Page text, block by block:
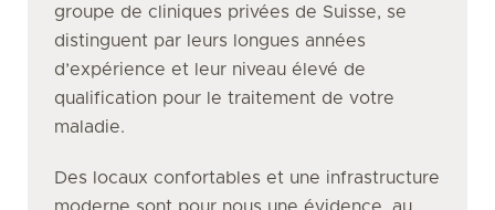
groupe de cliniques privées de Suisse, se
distinguent par leurs longues années
d’expérience et leur niveau élevé de
qualification pour le traitement de votre
maladie.
Des locaux confortables et une infrastructure